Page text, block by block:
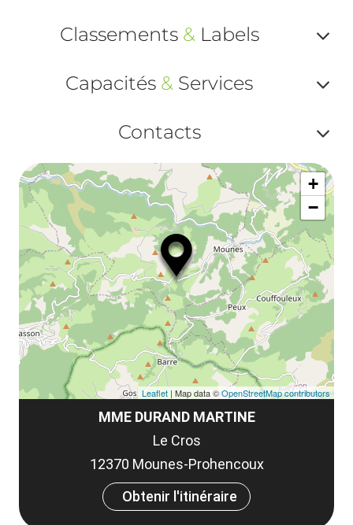
Classements &Labels
ou
Capacités & Services
ou
Contacts
ou
MME DURAND MARTINE
Le Cros
12370 Mounes-Prohencoux
Obtenir l'itinéraire
+
−
Leaflet | Map data ©OpenStreetMap contributors